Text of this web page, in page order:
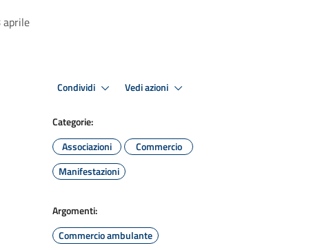
aprile
Condividi Vedi azioni
Categorie:
Associazioni
Commercio
Manifestazioni
Argomenti:
Commercio ambulante